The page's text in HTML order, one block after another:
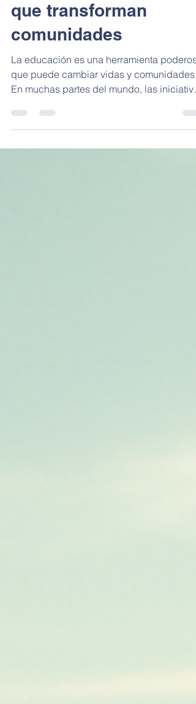
Iniciativas educativas
que transforman
comunidades
La educación es una herramienta poderosa
que puede cambiar vidas y comunidades.
En muchas partes del mundo, las
educativas...